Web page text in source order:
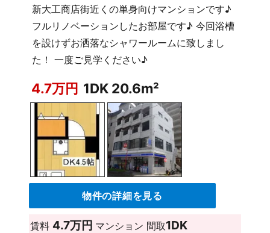
新大工商店街近くの単身向けマンションです♪
フルリノベーションしたお部屋です♪ 今回浴槽
を設けずお洒落なシャワールームに致しまし
た！ 一度ご見学ください♪
4.7万円 1DK 20.6m²
物件の詳細を見る
賃料 4.7万円 マンション 間取1DK